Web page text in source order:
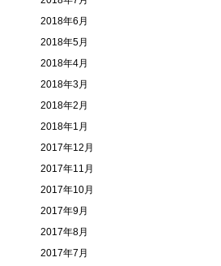
2018年6月
2018年5月
2018年4月
2018年3月
2018年2月
2018年1月
2017年12月
2017年11月
2017年10月
2017年9月
2017年8月
2017年7月